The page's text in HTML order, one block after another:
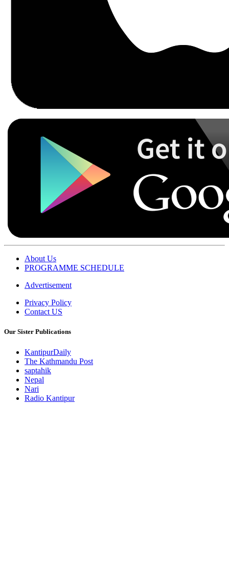
About Us
PROGRAMME SCHEDULE
Advertisement
Privacy Policy
Contact US
Our Sister Publications
KantipurDaily
The Kathmandu Post
saptahik
Nepal
Nari
Radio Kantipur